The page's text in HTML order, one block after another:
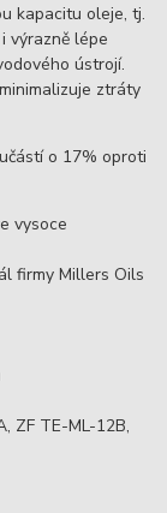
kapacitu oleje, tj.
výrazně lépe
ústrojí.
ztráty
o 17% oproti
vysoce
firmy Millers Oils
ZF TE-ML-12B,